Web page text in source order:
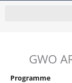
GWO
Programme